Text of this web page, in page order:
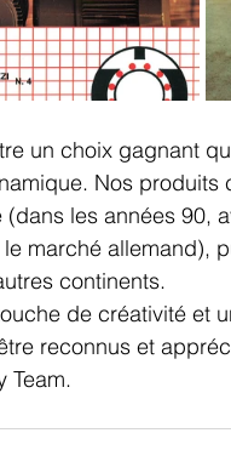
un choix gagnant
Nos produits
les années 90,
marché allemand),
continents.
de créativité et
reconnus et
Team.